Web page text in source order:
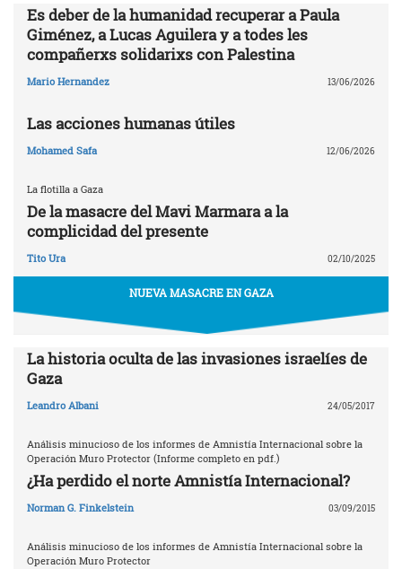
Es deber de la humanidad recuperar a Paula
Giménez, a Lucas Aguilera y a todes les
compañerxs solidarixs con Palestina
Mario Hernandez 13/06/2026
Las acciones humanas útiles
Mohamed Safa 12/06/2026
La flotilla a Gaza
De la masacre del Mavi Marmara a la
complicidad del presente
Tito Ura 02/10/2025
NUEVA MASACRE EN GAZA
La historia oculta de las invasiones israelíes de
Gaza
Leandro Albani 24/05/2017
Análisis minucioso de los informes de Amnistía Internacional sobre la
Operación Muro Protector (Informe completo en pdf.)
¿Ha perdido el norte Amnistía Internacional?
Norman G. Finkelstein 03/09/2015
Análisis minucioso de los informes de Amnistía Internacional sobre la
Operación Muro Protector